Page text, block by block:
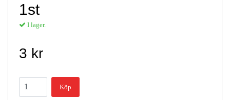
1st
I lager.
3 kr
Köp